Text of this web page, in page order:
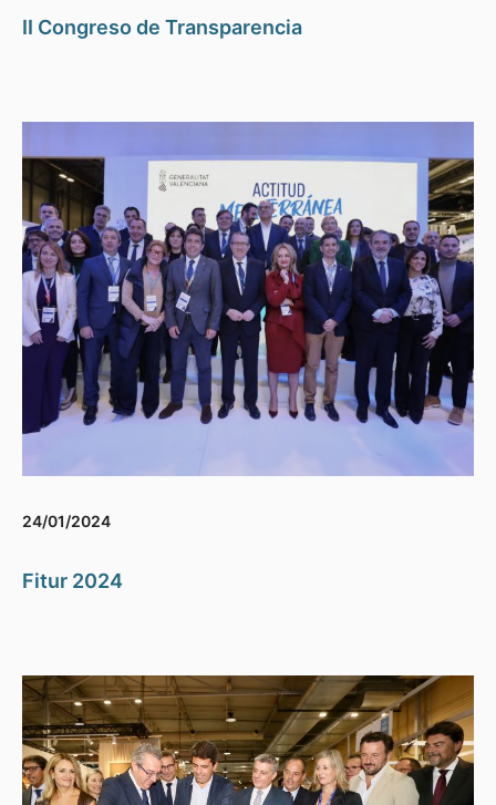
II Congreso de Transparencia
24/01/2024
Fitur 2024